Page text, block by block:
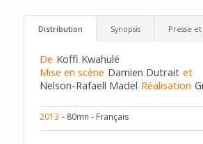
Distribution Synopsis Presse
De Koffi Kwahulé
Mise en scène Damien Dutrait et
Nelson-Rafaell Madel Réalisation
2013 - 80mn - Français